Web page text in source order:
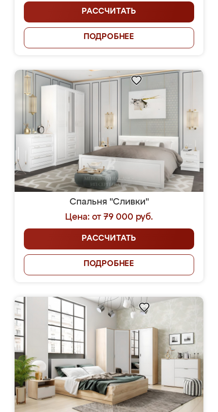
РАССЧИТАТЬ
ПОДРОБНЕЕ
Спальня "Сливки"
Цена: от 79 000 руб.
РАССЧИТАТЬ
ПОДРОБНЕЕ